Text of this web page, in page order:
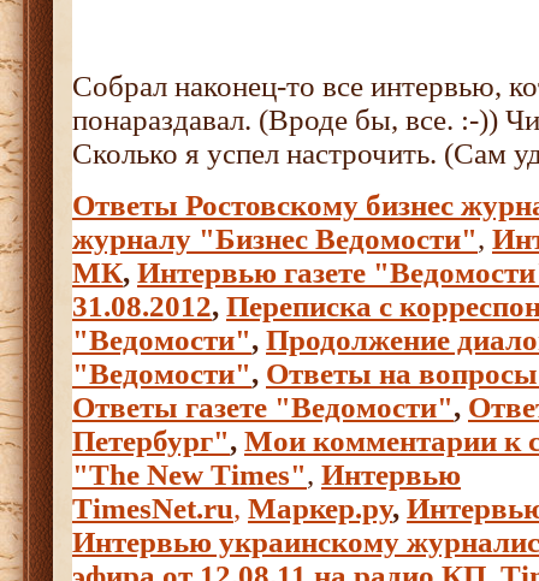
Собрал наконец-то все интервью,
понараздавал. (Вроде бы, все. :-))
Сколько я успел настрочить. (Сам
Ответы Ростовскому бизнес
журналу "Бизнес Ведомости",
МК, Интервью газете
31.08.2012, Переписка с
"Ведомости", Продолжение
"Ведомости", Ответы на
Ответы газете "Ведомости",
Петербург", Мои комментарии к
"The New Times", Интервью
TimesNet.ru, Маркер.ру,
Интервью украинскому